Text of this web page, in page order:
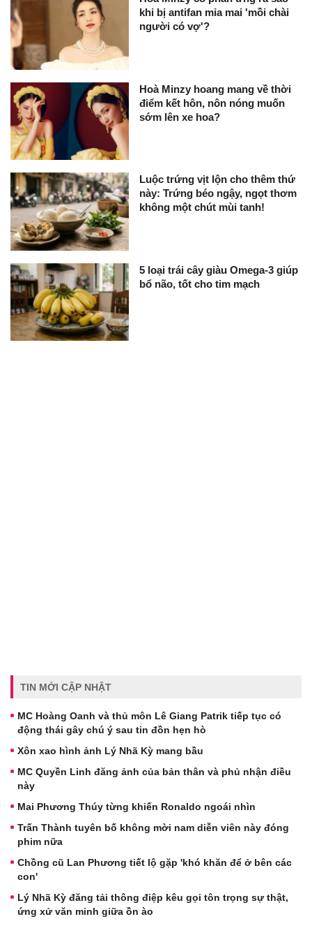
khi bị antifan mỉa mai 'mồi chài
người có vợ'?
Hoà Minzy hoang mang về thời
điểm kết hôn, nôn nóng muốn
sớm lên xe hoa?
Luộc trứng vịt lộn cho thêm thứ
này: Trứng béo ngậy, ngọt thơm
không một chút mùi tanh!
5 loại trái cây giàu Omega-3 giúp
bổ não, tốt cho tim mạch
TIN MỚI CẬP NHẬT
MC Hoàng Oanh và thủ môn Lê Giang Patrik tiếp tục có
động thái gây chú ý sau tin đồn hẹn hò
Xôn xao hình ảnh Lý Nhã Kỳ mang bầu
MC Quyền Linh đăng ảnh của bản thân và phủ nhận điều
này
Mai Phương Thúy từng khiến Ronaldo ngoái nhìn
Trấn Thành tuyên bố không mời nam diễn viên này đóng
phim nữa
Chồng cũ Lan Phương tiết lộ gặp 'khó khăn để ở bên các
con'
Lý Nhã Kỳ đăng tải thông điệp kêu gọi tôn trọng sự thật,
ứng xử văn minh giữa ồn ào